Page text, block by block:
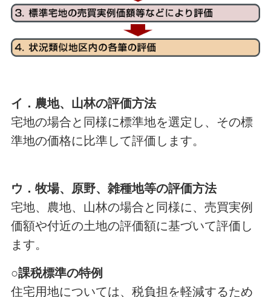
イ．農地、山林の評価方法
宅地の場合と同様に標準地を選定し、その標
準地の価格に比準して評価します。
ウ．牧場、原野、雑種地等の評価方法
宅地、農地、山林の場合と同様に、売買実例
価額や付近の土地の評価額に基づいて評価し
ます。
○課税標準の特例
住宅用地については、税負担を軽減するため